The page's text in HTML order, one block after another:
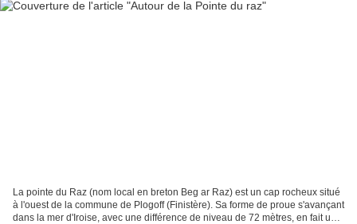
La pointe du Raz (nom local en breton Beg ar Raz) est un cap rocheux situé
à l'ouest de la commune de Plogoff (Finistère). Sa forme de proue s'avançant
dans la mer d'Iroise, avec une différence de niveau de 72 mètres, en fait un